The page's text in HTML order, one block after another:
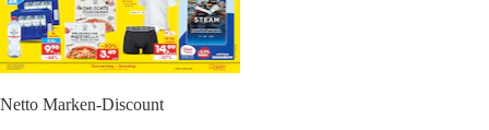
Netto Marken-Discount